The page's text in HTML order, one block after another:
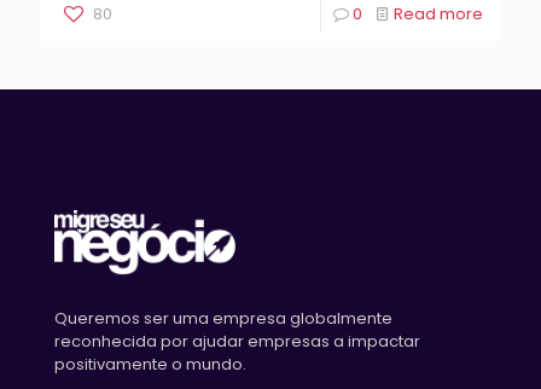
80 0 Read more
Queremos ser uma empresa globalmente
reconhecida por ajudar empresas a impactar
positivamente o mundo.